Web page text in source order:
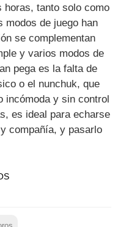
horas, tanto solo como
modos de juego han
se complementan
y varios modos de
pega es la falta de
o el nunchuk, que
incómoda y sin control
es ideal para echarse
compañía, y pasarlo